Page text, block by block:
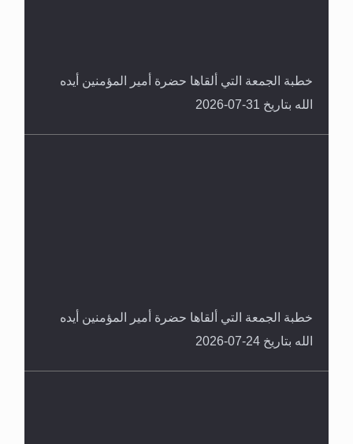
خطبة الجمعة التي ألقاها حضرة أمير المؤمنين أيده
الله بتاريخ 31-07-2026
خطبة الجمعة التي ألقاها حضرة أمير المؤمنين أيده
الله بتاريخ 24-07-2026